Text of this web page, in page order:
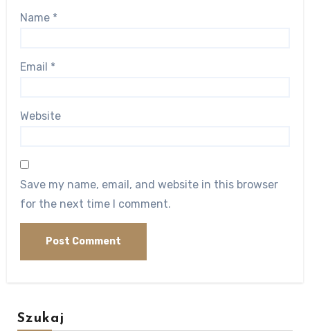
Name *
Email *
Website
Save my name, email, and website in this browser
for the next time I comment.
Szukaj